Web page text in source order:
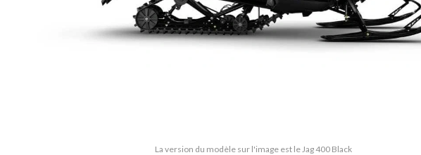
La version du modèle sur l'image est le Jag 400 Black